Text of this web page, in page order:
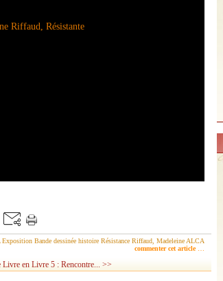
Exposition Bande dessinée histoire Résistance Riffaud, Madeleine ALCA
commenter cet article
Livre en Livre 5 : Rencontre... >>